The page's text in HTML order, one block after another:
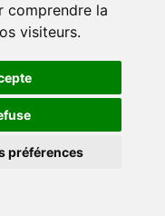
comprendre la
visiteurs.
préférences